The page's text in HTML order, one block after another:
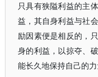
只具有狭隘利益的主
益，其自身利益与社
励因素便是相反的，
身的利益，以掠夺、
能长久地保持自己的力